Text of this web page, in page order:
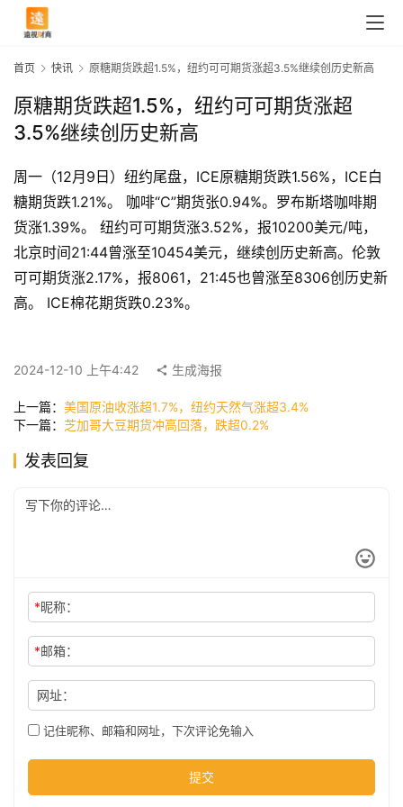
首
页
快
讯
公
尚
技
首页 快讯 原糖期货跌超1.5%，纽约可可期货涨超3.5%继续创历史新高
原糖期货跌超1.5%，纽约可可期货涨超
3.5%继续创历史新高
周一（12月9日）纽约尾盘，ICE原糖期货跌1.56%，ICE白
糖期货跌1.21%。 咖啡“C”期货张0.94%。罗布斯塔咖啡期
货涨1.39%。 纽约可可期货涨3.52%，报10200美元/吨，
北京时间21:44曾涨至10454美元，继续创历史新高。伦敦
可可期货涨2.17%，报8061，21:45也曾涨至8306创历史新
高。 ICE棉花期货跌0.23%。
2024-12-10 上午4:42 生成海报
上一篇： 美国原油收涨超1.7%，纽约天然气涨超3.4%
下一篇： 芝加哥大豆期货冲高回落，跌超0.2%
发表回复
*昵称：
*邮箱：
网址：
记住昵称、邮箱和网址，下次评论免输入
提交